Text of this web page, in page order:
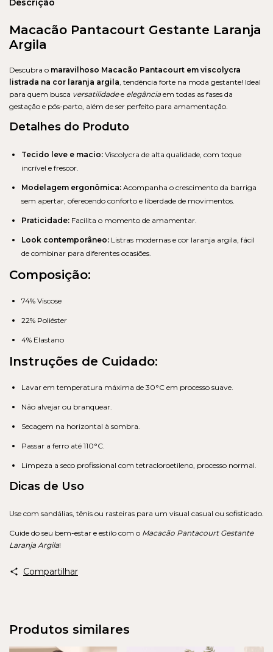
Descrição
Macacão Pantacourt Gestante Laranja
Argila
Descubra o maravilhoso Macacão Pantacourt em viscolycra
listrada na cor laranja argila , tendência forte na moda gestante! Ideal
para quem busca versatilidadee elegância em todas as fases da
gestação e pós-parto, além de ser perfeito para amamentação.
Detalhes do Produto
Tecido leve e macio: Viscolycra de alta qualidade, com toque
incrível e frescor.
Modelagem ergonômica: Acompanha o crescimento da barriga
sem apertar, oferecendo conforto e liberdade de movimentos.
Praticidade: Facilita o momento de amamentar.
Look contemporâneo: Listras modernas e cor laranja argila, fácil
de combinar para diferentes ocasiões.
Composição:
74% Viscose
22% Poliéster
4% Elastano
Instruções de Cuidado:
Lavar em temperatura máxima de 30°C em processo suave.
Não alvejar ou branquear.
Secagem na horizontal à sombra.
Passar a ferro até 110°C.
Limpeza a seco profissional com tetracloroetileno, processo normal.
Dicas de Uso
Use com sandálias, tênis ou rasteiras para um visual casual ou sofisticado.
Cuide do seu bem-estar e estilo com o Macacão Pantacourt Gestante
Laranja Argila!
Compartilhar
Produtos similares